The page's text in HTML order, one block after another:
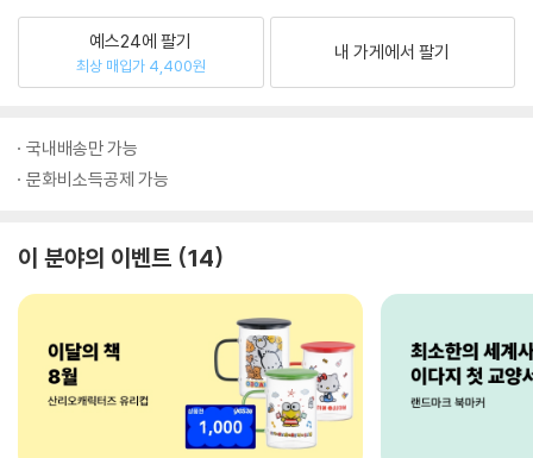
예스24에 팔기
최상 매입가 4,400원
내 가게에서 팔기
국내배송만 가능
문화비소득공제 가능
이 분야의 이벤트 14